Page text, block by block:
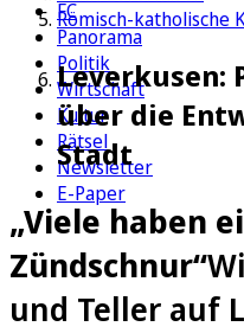
FC
Panorama
Politik
Wirtschaft
Kultur
Rätsel
Newsletter
E-Paper
Römisch-katholische
Leverkusen:
über die
Stadt
„Viele haben
Zündschnur“
und Teller auf